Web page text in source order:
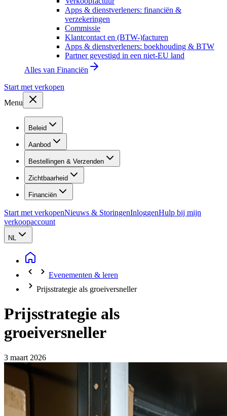
Apps & dienstverleners: financiën &
verzekeringen
Commissie
Klantcontact en (BTW-)facturen
Apps & dienstverleners: boekhouding & BTW
Partner gevestigd in een niet-EU land
Alles van Financiën
Start met verkopen
Menu
Beleid
Aanbod
Bestellingen & Verzenden
Zichtbaarheid
Financiën
Start met verkopenNieuws & StoringenInloggenHulp bij mijn
verkoopaccount
NL
Evenementen & leren
Prijsstrategie als groeiversneller
Prijsstrategie als
groeiversneller
3 maart 2026